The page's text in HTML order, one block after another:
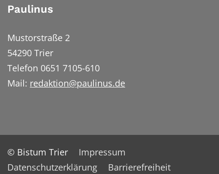
Paulinus
Mustorstraße 2
54290 Trier
Telefon 0651 7105-610
Mail: redaktion@paulinus.de
© Bistum Trier
Impressum
Datenschutzerklärung
Barrierefreiheit